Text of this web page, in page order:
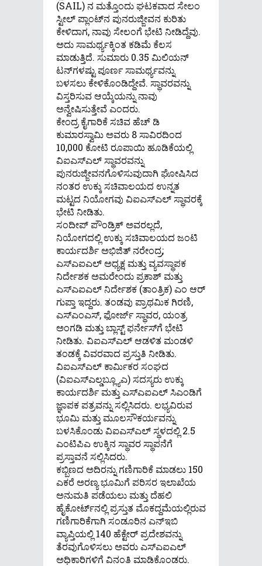
(SAIL) ನ ಮತ್ತೊಂದು ಘಟಕವಾದ ಸೇಲಂ
ಸ್ಟೀಲ್ ಪ್ಲಾಂಟ್‌ನ ಪುನರುಜ್ಜೀವನ ಕುರಿತು
ಕೇಳಿದಾಗ, ನಾವು ಸೇಲಂಗೆ ಭೇಟಿ ನೀಡಿದ್ದೆವು.
ಅದು ಸಾಮರ್ಥ್ಯಕ್ಕಿಂತ ಕಡಿಮೆ ಕೆಲಸ
ಮಾಡುತ್ತಿದೆ. ಸುಮಾರು 0.35 ಮಿಲಿಯನ್
ಟನ್‌ಗಳಷ್ಟು ಪೂರ್ಣ ಸಾಮರ್ಥ್ಯವನ್ನು
ಬಳಸಲು ಕೇಳಿಕೊಂಡಿದ್ದೇವೆ. ಸ್ಥಾವರವನ್ನು
ವಿಸ್ತರಿಸುವ ಆಯ್ಕೆಯನ್ನು ನಾವು
ಅನ್ವೇಷಿಸುತ್ತೇವೆ ಎಂದರು.
ಕೇಂದ್ರ ಕೈಗಾರಿಕೆ ಸಚಿವ ಹೆಚ್ ಡಿ
ಕುಮಾರಸ್ವಾಮಿ ಅವರು 8 ಸಾವಿರದಿಂದ
10,000 ಕೋಟಿ ರೂಪಾಯಿ ಹೂಡಿಕೆಯಲ್ಲಿ
ವಿಐಎಸ್ಎಲ್ ಸ್ಥಾವರವನ್ನು
ಪುನರುಜ್ಜೀವನಗೊಳಿಸುವುದಾಗಿ ಘೋಷಿಸಿದ
ನಂತರ ಉಕ್ಕು ಸಚಿವಾಲಯದ ಉನ್ನತ
ಮಟ್ಟದ ನಿಯೋಗವು ವಿಐಎಸ್ಎಲ್ ಸ್ಥಾವರಕ್ಕೆ
ಭೇಟಿ ನೀಡಿತು.
ಸಂದೀಪ್ ಪೌಂಡ್ರಿಕ್ ಅವರಲ್ಲದೆ,
ನಿಯೋಗದಲ್ಲಿ ಉಕ್ಕು ಸಚಿವಾಲಯದ ಜಂಟಿ
ಕಾರ್ಯದರ್ಶಿ ಅಭಿಜಿತ್ ನರೇಂದ್ರ;
ಎಸ್ಎಐಎಲ್ ಅಧ್ಯಕ್ಷ ಮತ್ತು ವ್ಯವಸ್ಥಾಪಕ
ನಿರ್ದೇಶಕ ಅಮರೇಂದು ಪ್ರಕಾಶ್ ಮತ್ತು
ಎಸ್ಎಐಎಲ್ ನಿರ್ದೇಶಕ (ತಾಂತ್ರಿಕ) ಎಂ ಆರ್
ಗುಪ್ತಾ ಇದ್ದರು. ತಂಡವು ಪ್ರಾಥಮಿಕ ಗಿರಣಿ,
ಎಸ್ಎಂಎಸ್, ಫೋರ್ಜ್ ಸ್ಥಾವರ, ಯಂತ್ರ
ಅಂಗಡಿ ಮತ್ತು ಬ್ಲಾಸ್ಟ್ ಫರ್ನೇಸ್‌ಗೆ ಭೇಟಿ
ನೀಡಿತು. ವಿಐಎಸ್ಎಲ್ ಆಡಳಿತ ಮಂಡಳಿ
ತಂಡಕ್ಕೆ ವಿವರವಾದ ಪ್ರಸ್ತುತಿ ನೀಡಿತು.
ವಿಐಎಸ್ಎಲ್ ಕಾರ್ಮಿಕರ ಸಂಘದ
(ವಿಐಎಸ್ಎಲ್ಡಬ್ಲ್ಯೂಎ) ಸದಸ್ಯರು ಉಕ್ಕು
ಕಾರ್ಯದರ್ಶಿ ಮತ್ತು ಎಸ್ಎಐಎಲ್ ಸಿಎಂಡಿಗೆ
ಜ್ಞಾಪಕ ಪತ್ರವನ್ನು ಸಲ್ಲಿಸಿದರು. ಲಭ್ಯವಿರುವ
ಭೂಮಿ ಮತ್ತು ಮೂಲಸೌಕರ್ಯವನ್ನು
ಬಳಸಿಕೊಂಡು ವಿಐಎಸ್ಎಲ್ ಸ್ಥಳದಲ್ಲಿ 2.5
ಎಂಟಿಪಿಎ ಉಕ್ಕಿನ ಸ್ಥಾವರ ಸ್ಥಾಪನೆಗೆ
ಪ್ರಸ್ತಾವನೆ ಸಲ್ಲಿಸಿದರು.
ಕಬ್ಬಿಣದ ಅದಿರನ್ನು ಗಣಿಗಾರಿಕೆ ಮಾಡಲು 150
ಎಕರೆ ಅರಣ್ಯ ಭೂಮಿಗೆ ಪರಿಸರ ಇಲಾಖೆಯ
ಅನುಮತಿ ಪಡೆಯಲು ಮತ್ತು ದೆಹಲಿ
ಹೈಕೋರ್ಟ್‌ನಲ್ಲಿ ಪ್ರಸ್ತುತ ಮೊಕದ್ದಮೆಯಲ್ಲಿರುವ
ಗಣಿಗಾರಿಕೆಗಾಗಿ ಸಂಡೂರಿನ ಎನ್ಇಬಿ
ವ್ಯಾಪ್ತಿಯಲ್ಲಿ 140 ಹೆಕ್ಟೇರ್ ಪ್ರದೇಶವನ್ನು
ತೆರವುಗೊಳಿಸಲು ಅವರು ಎಸ್ಎಐಎಲ್
ಅಧಿಕಾರಿಗಳಿಗೆ ವಿನಂತಿ ಮಾಡಿಕೊಂಡರು.